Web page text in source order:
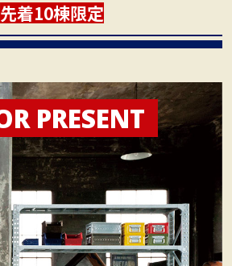
先着10棟限定